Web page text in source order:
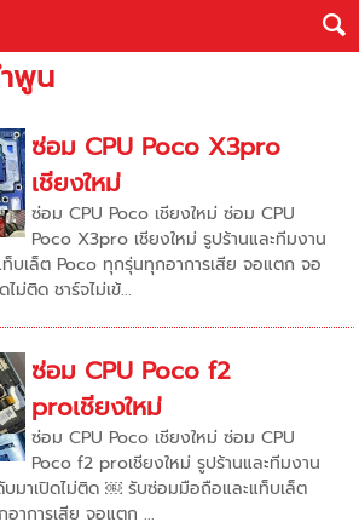
พูน
ซ่อม CPU Poco X3pro
เชียงใหม่
ซ่อม CPU Poco เชียงใหม่ ซ่อม CPU
Poco X3pro เชียงใหม่ รูปร้านและทีมงาน
บเล็ต Poco ทุกรุ่นทุกอาการเสีย จอแตก จอ
ม่ติด ชาร์จไม่เข้...
ซ่อม CPU Poco f2
proเชียงใหม่
ซ่อม CPU Poco เชียงใหม่ ซ่อม CPU
Poco f2 proเชียงใหม่ รูปร้านและทีมงาน
บมาเปิดไม่ติด ￼ รับซ่อมมือถือและแท็บเล็ต
าการเสีย จอแตก ...